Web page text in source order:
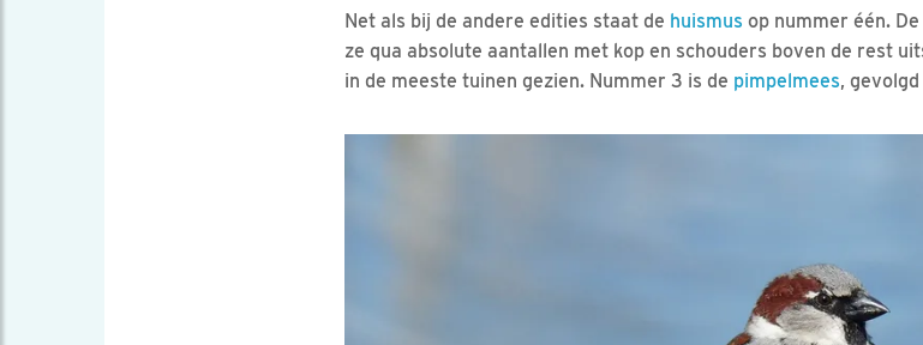
Net als bij de andere edities staat de huismus op nummer één.
ze qua absolute aantallen met kop en schouders boven de rest
in de meeste tuinen gezien. Nummer 3 is de pimpelmees,